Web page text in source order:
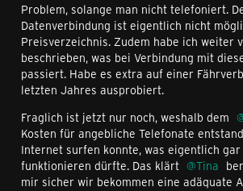
Problem, solange man nicht telefoniert.
Datenverbindung ist eigentlich nicht
Preisverzeichnis. Zudem habe ich weiter
beschrieben, was bei Verbindung mit
passiert. Habe es extra auf einer
letzten Jahres ausprobiert.
Fraglich ist jetzt nur noch, weshalb dem
Kosten für angebliche Telefonate
Internet surfen konnte, was eigentlich
funktionieren dürfte. Das klärt
Tina
mir sicher wir bekommen eine adäquate